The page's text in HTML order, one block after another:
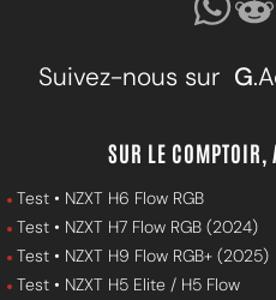
Suivez-nous sur G
SUR LE
Test • NZXT H6 Flow RGB
Test • NZXT H7 Flow RGB (2024)
Test • NZXT H9 Flow RGB+ (2025)
Test • NZXT H5 Elite / H5 Flow